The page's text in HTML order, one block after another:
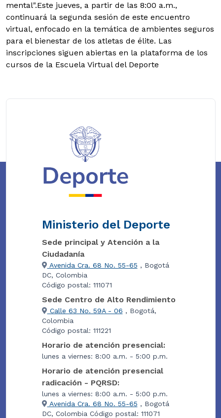
mental".Este jueves, a partir de las 8:00 a.m.,
continuará la segunda sesión de este encuentro
virtual, enfocado en la temática de ambientes seguros
para el bienestar de los atletas de élite. Las
inscripciones siguen abiertas en la plataforma de los
cursos de la Escuela Virtual del Deporte
Ministerio del Deporte
Sede principal y Atención a la
Ciudadanía
Avenida Cra. 68 No. 55-65 , Bogotá
DC, Colombia
Código postal: 111071
Sede Centro de Alto Rendimiento
Calle 63 No. 59A - 06 , Bogotá,
Colombia
Código postal: 111221
Horario de atención presencial:
lunes a viernes: 8:00 a.m. - 5:00 p.m.
Horario de atención presencial
radicación - PQRSD:
lunes a viernes: 8:00 a.m. - 5:00 p.m.
Avenida Cra. 68 No. 55-65 , Bogotá
DC, Colombia Código postal: 111071